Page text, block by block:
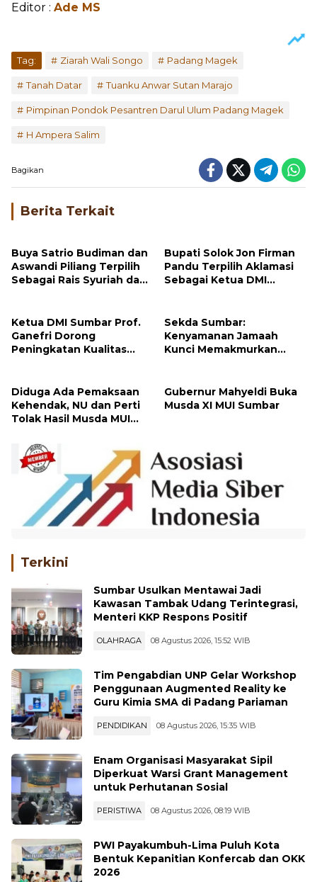
Editor : Ade MS
Tag: Ziarah Wali Songo Padang Magek
Tanah Datar Tuanku Anwar Sutan Marajo
Pimpinan Pondok Pesantren Darul Ulum Padang Magek
H Ampera Salim
Bagikan
Berita Terkait
Buya Satrio Budiman dan
Aswandi Piliang Terpilih
Sebagai Rais Syuriah dan
Bupati Solok Jon Firman
Pandu Terpilih Aklamasi
Sebagai Ketua DMI
Ketua DMI Sumbar Prof.
Ganefri Dorong
Peningkatan Kualitas
Sekda Sumbar:
Kenyamanan Jamaah
Kunci Memakmurkan
Diduga Ada Pemaksaan
Kehendak, NU dan Perti
Tolak Hasil Musda MUI
Gubernur Mahyeldi Buka
Musda XI MUI Sumbar
Terkini
Sumbar Usulkan Mentawai Jadi
Kawasan Tambak Udang Terintegrasi,
Menteri KKP Respons Positif
OLAHRAGA 08 Agustus 2026, 15:52 WIB
Tim Pengabdian UNP Gelar Workshop
Penggunaan Augmented Reality ke
Guru Kimia SMA di Padang Pariaman
PENDIDIKAN 08 Agustus 2026, 15:35 WIB
Enam Organisasi Masyarakat Sipil
Diperkuat Warsi Grant Management
untuk Perhutanan Sosial
PERISTIWA 08 Agustus 2026, 08:19 WIB
PWI Payakumbuh-Lima Puluh Kota
Bentuk Kepanitian Konfercab dan OKK
2026